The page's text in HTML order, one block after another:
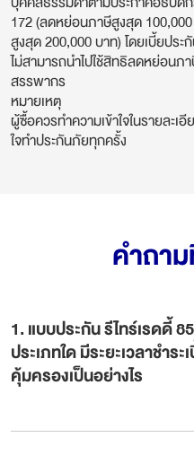
172 (ลดหย่อนภาษีสูงสุด
สูงสุด 200,000 บาท) โดยเบี้ยปร
ไม่สามารถนำไปใช้สิทธิลดหย่อนภ
สรรพากร
หมายเหตุ
ผู้ซื้อควรทำความเข้าใจในรายละ
ใจทำประกันภัยทุกครั้ง
คำถา
1.แบบประกัน รีไทร์เรดดี้
ประเภทใด มีระยะเวลาชำระ
คุ้มครองเป็นอย่างไร